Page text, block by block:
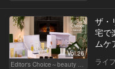
Vol.26
Editor's Choice～beauty & wellness～
ザ・
宅で
ムケ
ライ